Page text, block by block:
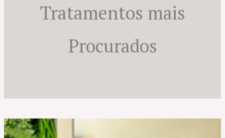
Tratamentos mais
Procurados